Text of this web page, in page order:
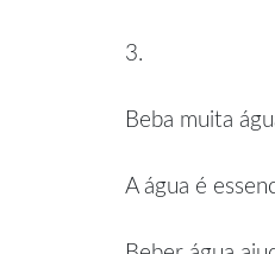
3.
Beba muita
A água é